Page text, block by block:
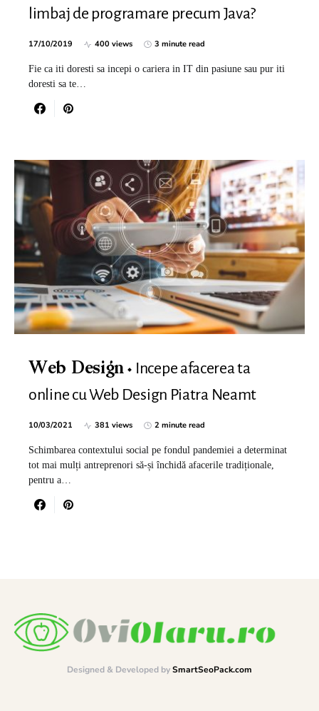
limbaj de programare precum Java?
17/10/2019 400 views 3 minute read
Fie ca iti doresti sa incepi o cariera in IT din pasiune sau pur iti
doresti sa te…
Web Design
Incepe afacerea ta
online cu Web Design Piatra Neamt
10/03/2021 381 views 2 minute read
Schimbarea contextului social pe fondul pandemiei a determinat
tot mai mulți antreprenori să-și închidă afacerile tradiționale,
pentru a…
Designed & Developed bySmartSeoPack.com